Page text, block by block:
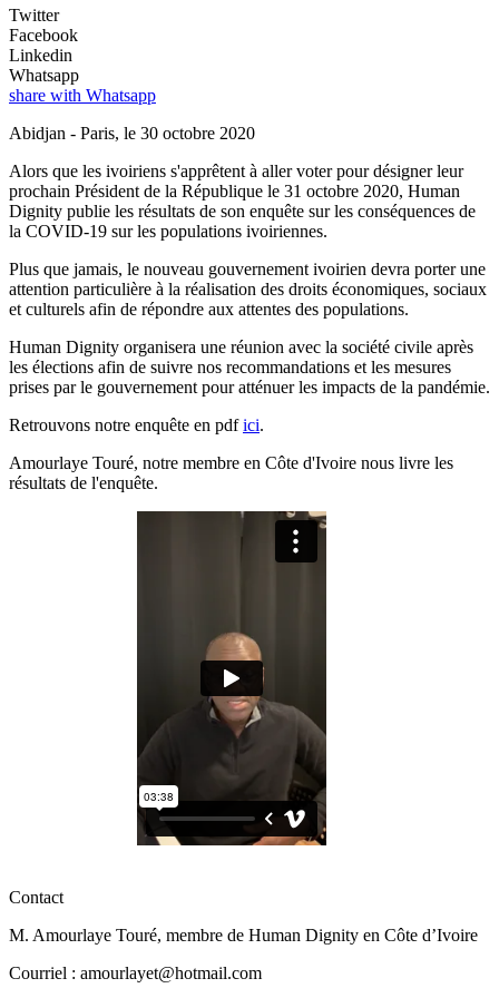
Twitter
Facebook
Linkedin
Whatsapp
share with Whatsapp
Abidjan - Paris, le 30 octobre 2020
Alors que les ivoiriens s'apprêtent à aller voter pour désigner leur
prochain Président de la République le 31 octobre 2020, Human
Dignity publie les résultats de son enquête sur les conséquences de
la COVID-19 sur les populations ivoiriennes.
Plus que jamais, le nouveau gouvernement ivoirien devra porter une
attention particulière à la réalisation des droits économiques, sociaux
et culturels afin de répondre aux attentes des populations.
Human Dignity organisera une réunion avec la société civile après
les élections afin de suivre nos recommandations et les mesures
prises par le gouvernement pour atténuer les impacts de la pandémie.
Retrouvons notre enquête en pdfici.
Amourlaye Touré, notre membre en Côte d'Ivoire nous livre les
résultats de l'enquête.
Contact
M. Amourlaye Touré, membre de Human Dignity en Côte d’Ivoire
Courriel : amourlayet@hotmail.com